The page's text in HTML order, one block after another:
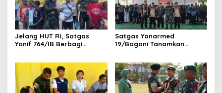
Jelang HUT RI, Satgas
Yonif 764/IB Berbagi
Satgas Yonarmed
19/Bogani Tanamkan